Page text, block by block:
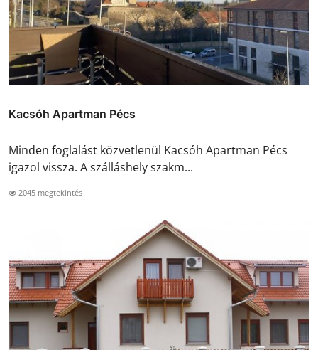
Kacsóh Apartman Pécs
Minden foglalást közvetlenül Kacsóh Apartman Pécs
igazol vissza. A szálláshely szakm...
2045 megtekintés